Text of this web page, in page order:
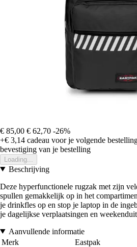
€ 85,00 € 62,70 -26%
+€ 3,14 cadeau voor je volgende
bevestiging van je bestelling
Loading...
Beschrijving
Deze hyperfunctionele rugzak met zijn
spullen gemakkelijk op in het
je drinkfles op en stop je laptop in de
je dagelijkse verplaatsingen en
Aanvullende informatie
Merk
Eastpak